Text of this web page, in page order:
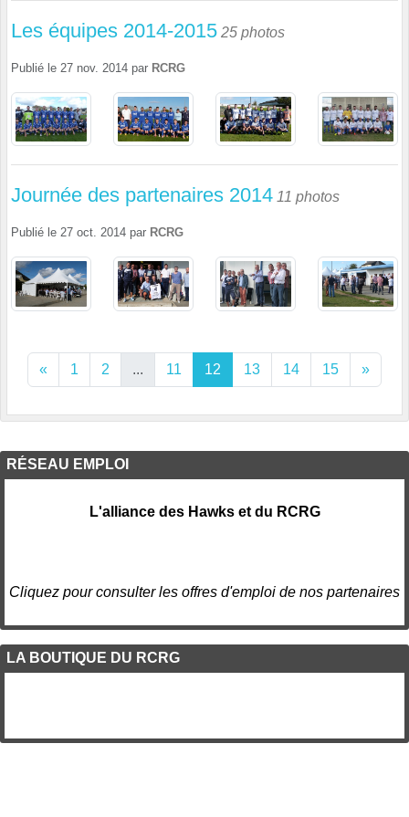
Les équipes 2014-2015 25 photos
Publié le 27 nov. 2014 par RCRG
Journée des partenaires 2014 11 photos
Publié le 27 oct. 2014 par RCRG
« 1 2 ... 11 12 13 14 15 »
RÉSEAU EMPLOI
L'alliance des Hawks et du RCRG
Cliquez pour consulter les offres d'emploi de nos partenaires
LA BOUTIQUE DU RCRG